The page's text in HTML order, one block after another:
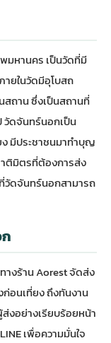
มหานคร เป็นวัดที่มี
ยในวัดมีอุโบสถ
ถาน ซึ่งเป็นสถานที่
ดจันทร์นอกเป็น
ง มีประชาชนมาทำบุญ
ติมิตรที่ต้องการส่ง
วัดจันทร์นอกสามารถ
างร้าน Aorest จัดส่ง
ก่อนเที่ยง ถึงทันงาน
งอย่างเรียบร้อยหน้า
เพื่อความมั่นใจ